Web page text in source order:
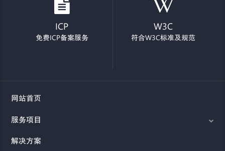
ICP
免费ICP备案服务
W3C
符合W3C标准及规范
网站首页
服务项目
解决方案